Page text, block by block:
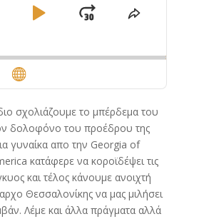
Play
JumpShare
σχολιάζουμε το μπέρδεμα του
δολοφόνο του προέδρου της
γυναίκα απο την Georgia of
κατάφερε να κοροϊδέψει τις
και τέλος κάνουμε ανοιχτή
Θεσσαλονίκης να μας μιλήσει
Λέμε και άλλα πράγματα αλλά